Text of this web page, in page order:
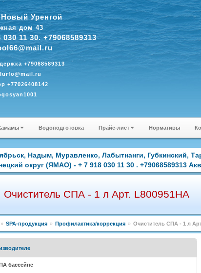
Уренгой
дом 43
030 11 30. +79068589313
+79068589313
+77026408142
Водоподготовка Прайс-лист Нормативы
Надым, Муравленко, Лабытнанги, Губкинский,
округ (ЯМАО) - + 7 918 030 11 30 . +79068589313
Очиститель СПА - 1 л Арт. L800951HA
» SPA-продукция » Профилактика/коррекция » Очиститель СПА - 1 л
бассейне